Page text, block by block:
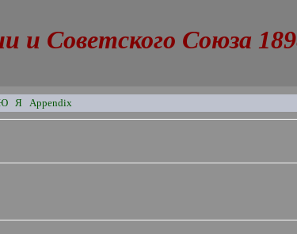
Советского Союза
Я Appendix